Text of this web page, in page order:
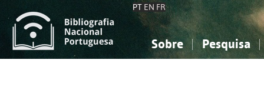
PT EN FR
Sobre Pesquisa